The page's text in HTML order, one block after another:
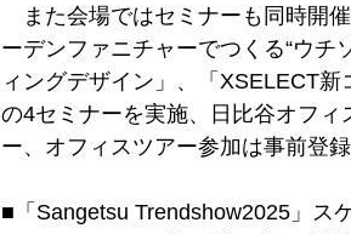
また会場ではセミナーも同時開
ーデンファニチャーでつくる“ウチ
ィングデザイン」、「XSELECT
の4セミナーを実施、日比谷オフ
ー、オフィスツアー参加は事前登録
■「Sangetsu Trendshow2025」ス